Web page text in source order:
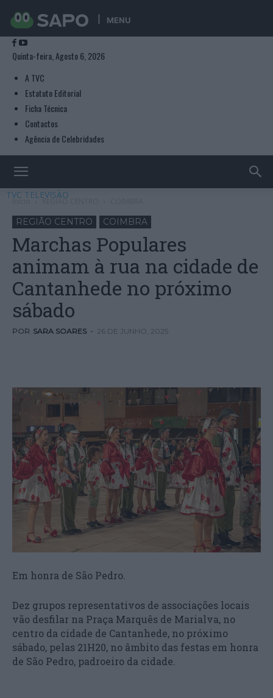
MENU
Quinta-feira, Agosto 6, 2026
A TVC
Estatuto Editorial
Ficha Técnica
Contactos
Agência de Celebridades
TVC TELEVISÃO
Início REGIÃO CENTRO
REGIÃO CENTRO COIMBRA
Marchas Populares
animam à rua na cidade de
Cantanhede no próximo
sábado
POR SARA SOARES - 26 DE JUNHO, 2025
Em honra de São Pedro.
Dez grupos representativos de associações locais
vão desfilar na Praça Marquês de Marialva, no
centro da cidade de Cantanhede, no próximo
sábado, pelas 21H20, no âmbito das festas em honra
de São Pedro, padroeiro da cidade.